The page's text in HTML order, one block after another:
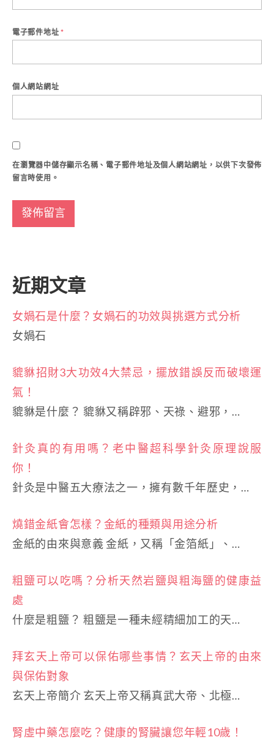
電子郵件地址 *
個人網站網址
在瀏覽器中儲存顯示名稱、電子郵件地址及個人網站網址，以供下次發佈
留言時使用。
近期文章
女媧石是什麼？女媧石的功效與挑選方式分析
女媧石
貔貅招財3大功效4大禁忌，擺放錯誤反而破壞運
氣！
貔貅是什麼？ 貔貅又稱辟邪、天祿、避邪，…
針灸真的有用嗎？老中醫超科學針灸原理說服
你！
針灸是中醫五大療法之一，擁有數千年歷史，…
燒錯金紙會怎樣？金紙的種類與用途分析
金紙的由來與意義 金紙，又稱「金箔紙」、…
粗鹽可以吃嗎？分析天然岩鹽與粗海鹽的健康益
處
什麼是粗鹽？ 粗鹽是一種未經精細加工的天…
拜玄天上帝可以保佑哪些事情？玄天上帝的由來
與保佑對象
玄天上帝簡介 玄天上帝又稱真武大帝、北極…
腎虛中藥怎麼吃？健康的腎臟讓您年輕10歲！